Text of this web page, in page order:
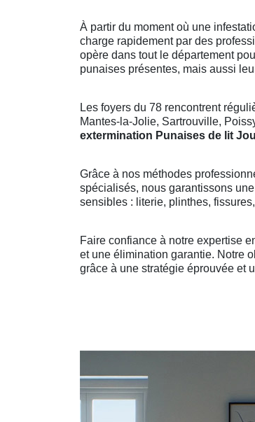
À partir du moment où une
charge rapidement par des
opère dans tout le département
punaises présentes, mais aussi
Les foyers du 78 rencontrent
Mantes-la-Jolie, Sartrouville,
extermination Punaises de lit
Grâce à nos méthodes
spécialisés, nous garantissons
sensibles : literie, plinthes,
Faire confiance à notre expertise
et une élimination garantie. Notre
grâce à une stratégie éprouvée et